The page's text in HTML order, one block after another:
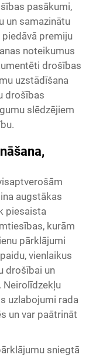
pasākumi,
un samazinātu
premiju
noteikumus
drošības
uzstādīšana
drošības
slēdzējiem
augstākas
piesaista
kurām
pārklājumi
vienlaikus
drošībai un
Neirolīdzekļu
uzlabojumi rada
un var paātrināt
sniegtā